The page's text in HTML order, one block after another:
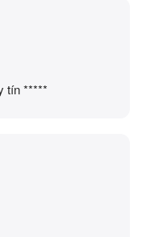
tín *****